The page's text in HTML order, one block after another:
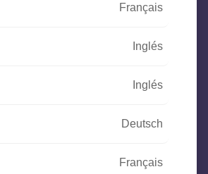
equipos se pondrán en
Français
Inglés
Inglés
Deutsch
Français